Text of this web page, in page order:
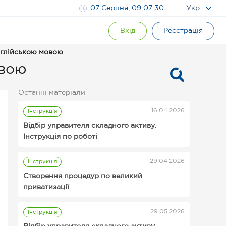
07 Серпня, 09:07:31 Укр
Вхід Реєстрація
мовою
Останні матеріали
Інструкція 16.04.2026
Відбір управителя складного активу.
Інструкція по роботі
Інструкція
Інструкції для організаторів аукціонів
29.04.2026
Створення процедур по великий
приватизації
Інструкція 29.05.2026